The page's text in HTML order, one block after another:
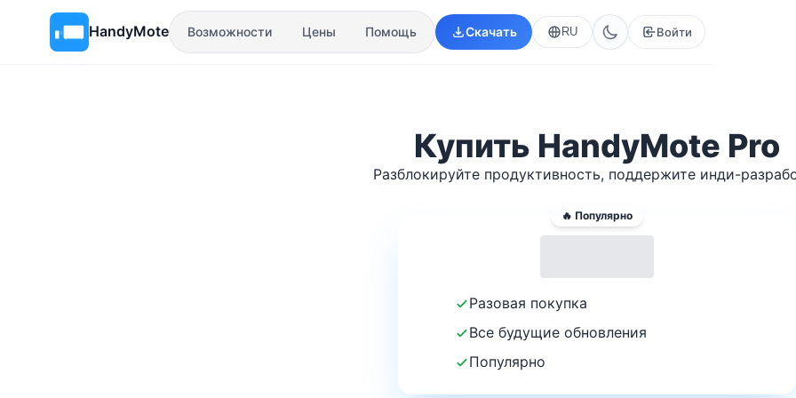
HandyMote Возможности Цены Помощь Скачать RU Войти
Купить HandyMote Pro
Разблокируйте продуктивность, поддержите инди-
🔥 Популярно
Разовая покупка
Все будущие обновления
Популярно